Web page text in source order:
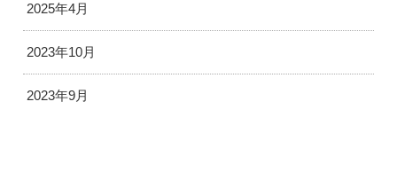
2025年4月
2023年10月
2023年9月